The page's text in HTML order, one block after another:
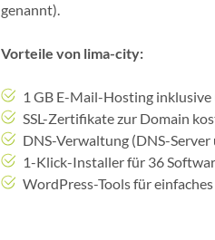
genannt).
Vorteile von lima-city:
1 GB E-Mail-Hosting
SSL-Zertifikate zur Domain
DNS-Verwaltung (DNS-
1-Klick-Installer für 36
WordPress-Tools für